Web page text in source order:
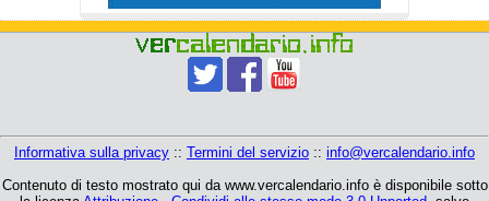
Informativa sulla privacy :: Termini del servizio :: info@vercalendario.info
Contenuto di testo mostrato qui da www.vercalendario.info è disponibile sotto